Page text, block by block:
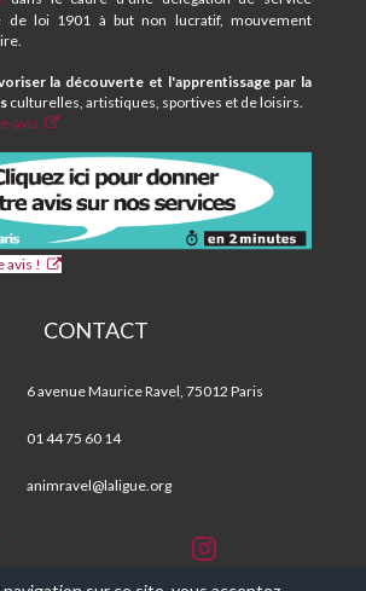
MAURICE
de loi 1901 à but non lucratif, mouvement
la découverte et l'apprentissage par la
culturelles, artistiques, sportives et de loisirs.
avis
avis !
CONTACT
6 avenue Maurice Ravel, 75012 Paris
01 44 75 60 14
animravel@laligue.org